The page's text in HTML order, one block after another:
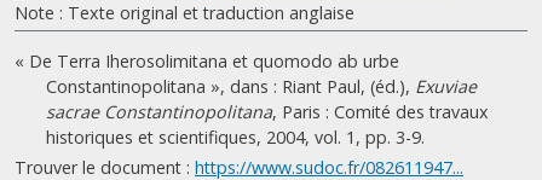
Note : Texte original et traduction anglaise
« De Terra Iherosolimitana et quomodo ab urbe
Constantinopolitana », dans : Riant Paul, (éd.), Exuviae
sacrae Constantinopolitana, Paris : Comité des travaux
historiques et scientifiques, 2004, vol. 1, pp. 3-9.
Trouver le document : https://www.sudoc.fr/082611947...